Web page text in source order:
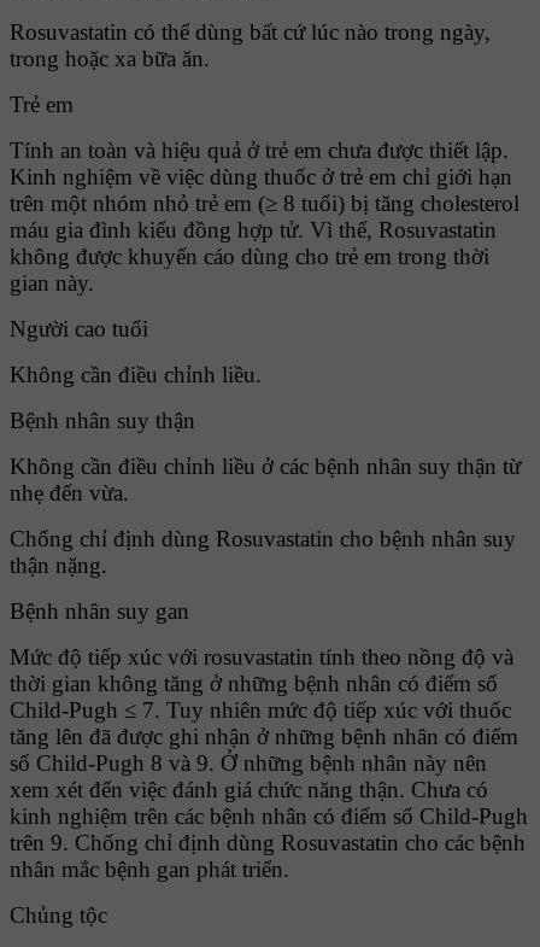
Rosuvastatin có thể dùng bất cứ lúc nào trong ngày,
trong hoặc xa bữa ăn.
Trẻ em
Tính an toàn và hiệu quả ở trẻ em chưa được thiết lập.
Kinh nghiệm về việc dùng thuốc ở trẻ em chỉ giới hạn
trên một nhóm nhỏ trẻ em (≥ 8 tuổi) bị tăng cholesterol
máu gia đình kiểu đồng hợp tử. Vì thế, Rosuvastatin
không được khuyến cáo dùng cho trẻ em trong thời
gian này.
Người cao tuổi
Không cần điều chỉnh liều.
Bệnh nhân suy thận
Không cần điều chỉnh liều ở các bệnh nhân suy thận từ
nhẹ đến vừa.
Chống chỉ định dùng Rosuvastatin cho bệnh nhân suy
thận nặng.
Bệnh nhân suy gan
Mức độ tiếp xúc với rosuvastatin tính theo nồng độ và
thời gian không tăng ở những bệnh nhân có điểm số
Child-Pugh ≤ 7. Tuy nhiên mức độ tiếp xúc với thuốc
tăng lên đã được ghi nhận ở những bệnh nhân có điểm
số Child-Pugh 8 và 9. Ở những bệnh nhân này nên
xem xét đến việc đánh giá chức năng thận. Chưa có
kinh nghiệm trên các bệnh nhân có điểm số Child-Pugh
trên 9. Chống chỉ định dùng Rosuvastatin cho các bệnh
nhân mắc bệnh gan phát triển.
Chủng tộc